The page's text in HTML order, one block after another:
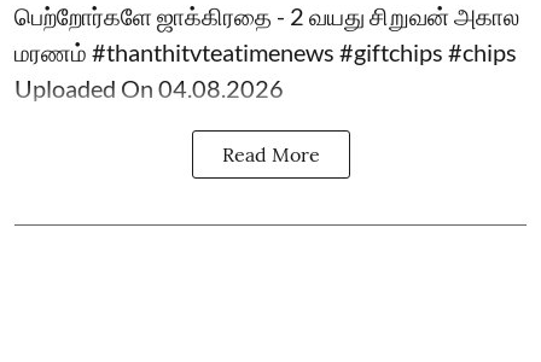
பெற்றோர்களே ஜாக்கிரதை - 2 வயது சிறுவன் அகால
மரணம் #thanthitvteatimenews #giftchips #chips
Uploaded On 04.08.2026
Read More